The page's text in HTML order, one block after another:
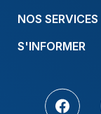
NOS SERVICES
S'INFORMER